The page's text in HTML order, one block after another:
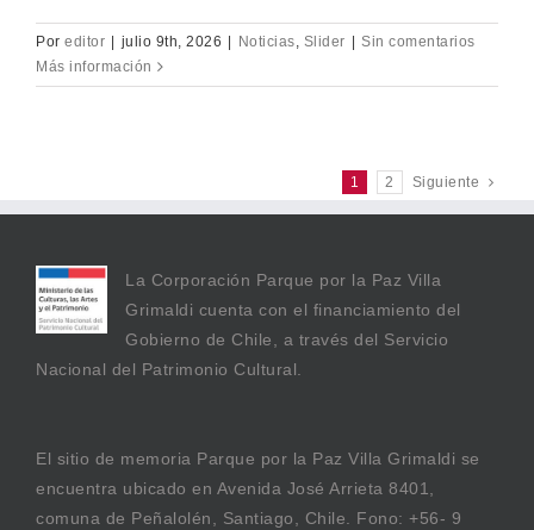
Por editor julio 9th, 2026 Noticias, Slider
Sin comentarios
Más información
1 2 Siguiente
La Corporación Parque por la Paz Villa
Grimaldi cuenta con el financiamiento del
Gobierno de Chile, a través del Servicio
Nacional del Patrimonio Cultural.
El sitio de memoria Parque por la Paz Villa Grimaldi se
encuentra ubicado en Avenida José Arrieta 8401,
comuna de Peñalolén, Santiago, Chile. Fono: +56- 9